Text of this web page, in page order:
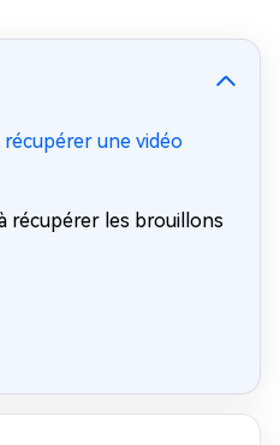
récupérer une vidéo
récupérer les brouillons